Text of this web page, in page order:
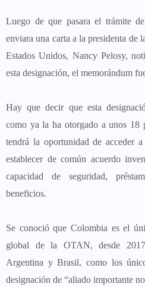
Luego de que pasara el trámite
enviara una carta a la presidenta de
Estados Unidos, Nancy Pelosy,
esta designación, el memorándum
Hay que decir que esta
como ya la ha otorgado a unos 18
tendrá la oportunidad de acceder
establecer de común acuerdo
capacidad de seguridad,
beneficios.
Se conoció que Colombia es el
global de la OTAN, desde
Argentina y Brasil, como los
designación de “aliado importante